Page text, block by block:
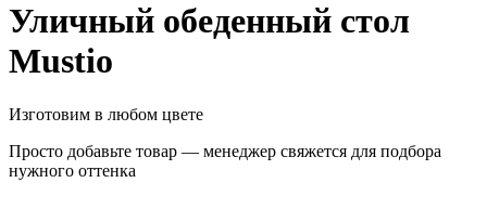
Уличный обеденный стол
Mustio
Изготовим в любом цвете
Просто добавьте товар — менеджер свяжется для подбора
нужного оттенка